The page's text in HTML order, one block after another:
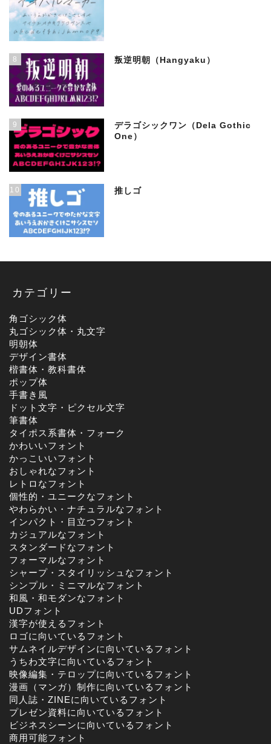
8 叛逆明朝（Hangyaku）
9
デラゴシックワン（Dela Gothic
One）
10 推しゴ
カテゴリー
角ゴシック体
丸ゴシック体・丸文字
明朝体
デザイン書体
楷書体・教科書体
ポップ体
手書き風
ドット文字・ピクセル文字
筆書体
タイポス系書体・フォーク
かわいいフォント
かっこいいフォント
おしゃれなフォント
レトロなフォント
個性的・ユニークなフォント
やわらかい・ナチュラルなフォント
インパクト・目立つフォント
カジュアルなフォント
スタンダードなフォント
フォーマルなフォント
シャープ・スタイリッシュなフォント
シンプル・ミニマルなフォント
和風・和モダンなフォント
UDフォント
漢字が使えるフォント
ロゴに向いているフォント
サムネイルデザインに向いているフォント
うちわ文字に向いているフォント
映像編集・テロップに向いているフォント
漫画（マンガ）制作に向いているフォント
同人誌・ZINEに向いているフォント
プレゼン資料に向いているフォント
ビジネスシーンに向いているフォント
商用可能フォント